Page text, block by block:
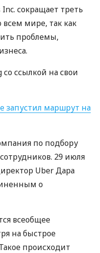
сокращает треть
всем мире, так как
проблемы,
ссылкой на свои
запустил маршрут на
по подбору
29 июля
Uber Дара
о
всеобщее
на быстрое
происходит